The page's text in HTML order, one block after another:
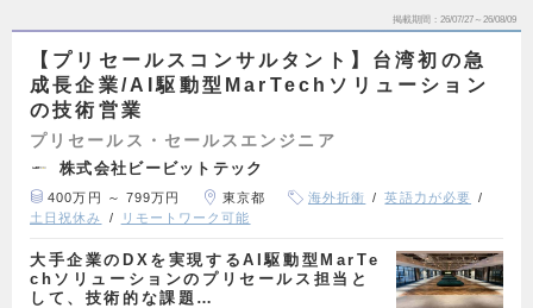
掲載期間 26/07/27～26/08/09
【プリセールスコンサルタント】台湾初の急
成長企業/AI駆動型MarTechソリューション
の技術営業
プリセールス・セールスエンジニア
株式会社ビービットテック
400万円 ～ 799万円 東京都 海外折衝
英語力が必要
土日祝休み
リモートワーク可能
大手企業のDXを実現するAI駆動型MarTe
chソリューションのプリセールス担当と
して、技術的な課題…